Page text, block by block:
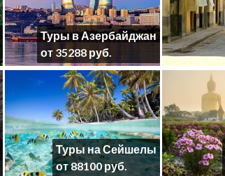
Туры в Азербайджан
от 35288 руб.
Туры на Сейшелы
от 88100 руб.